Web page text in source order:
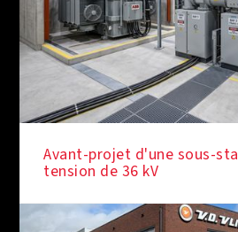
Avant-projet d'une sous-
tension de 36 kV